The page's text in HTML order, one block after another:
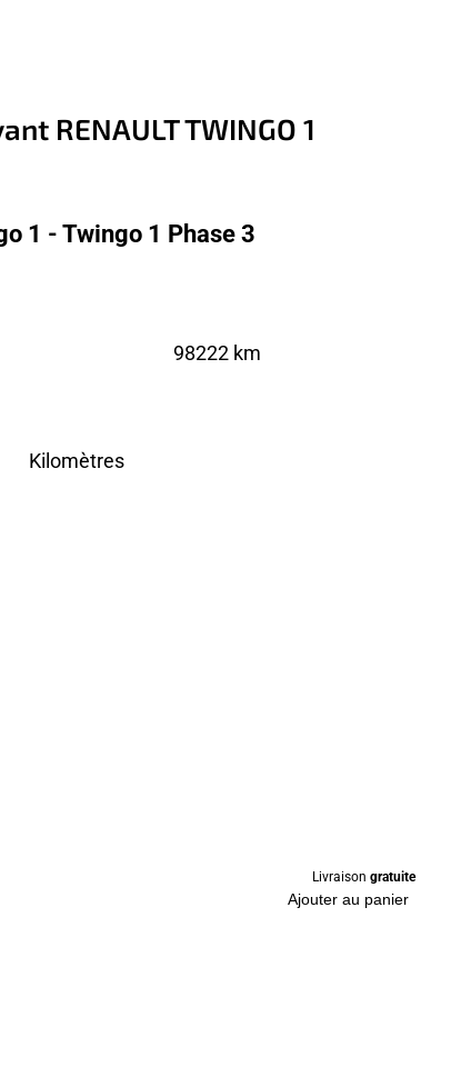
RENAULT TWINGO 1
1 - Twingo 1 Phase 3
Kilomètres
98222 km
Livraison gratuite
Ajouter au panier